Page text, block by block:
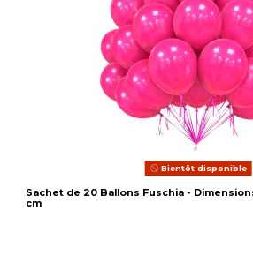
Bientôt disponible
Sachet de 20 Ballons Fuschia -
cm